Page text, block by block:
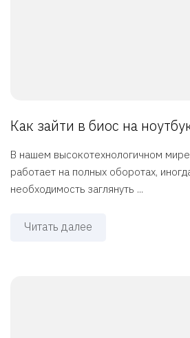
Как зайти в биос на
В нашем высокотехнологичном
работает на полных оборотах,
необходимость заглянуть ...
Читать далее